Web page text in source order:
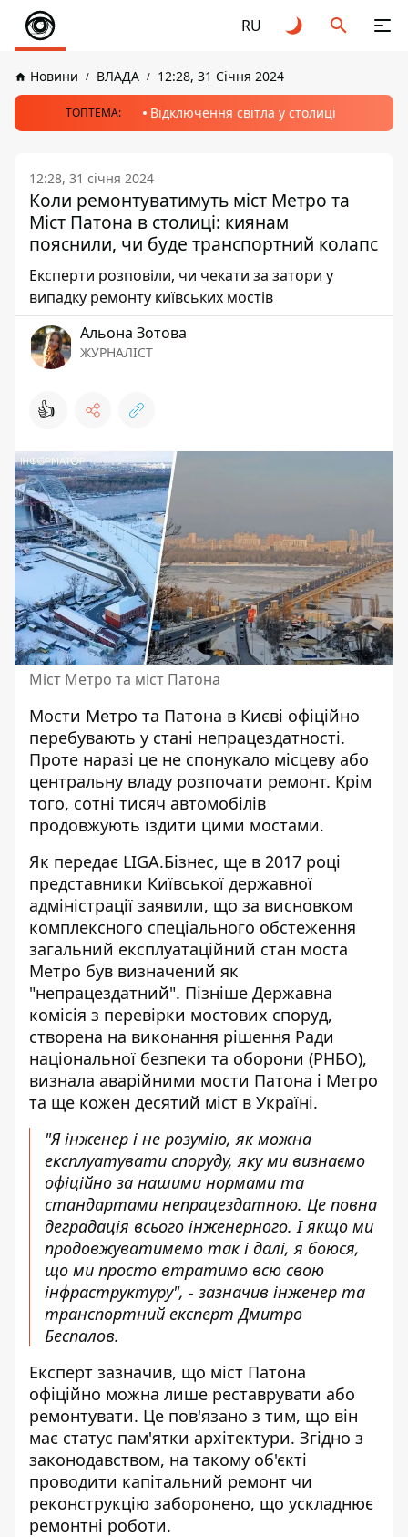
RU
Новини ВЛАДА 12:28, 31 Січня 2024
ТОПТЕМА: Відключення світла у столиці
12:28, 31 січня 2024
Коли ремонтуватимуть міст Метро та
Міст Патона в столиці: киянам
пояснили, чи буде транспортний колапс
Експерти розповіли, чи чекати за затори у
випадку ремонту київських мостів
Альона Зотова
ЖУРНАЛІСТ
👍
Міст Метро та міст Патона
Мости Метро та Патона в Києві офіційно
перебувають у стані непрацездатності.
Проте наразі це не спонукало місцеву або
центральну владу розпочати ремонт. Крім
того, сотні тисяч автомобілів
продовжують їздити цими мостами.
Як передає LIGA.Бізнес, ще в 2017 році
представники Київської державної
адміністрації заявили, що за висновком
комплексного спеціального обстеження
загальний експлуатаційний стан моста
Метро був визначений як
"непрацездатний". Пізніше Державна
комісія з перевірки мостових споруд,
створена на виконання рішення Ради
національної безпеки та оборони (РНБО),
визнала аварійними мости Патона і Метро
та ще кожен десятий міст в Україні.
"Я інженер і не розумію, як можна
експлуатувати споруду, яку ми визнаємо
офіційно за нашими нормами та
стандартами непрацездатною. Це повна
деградація всього інженерного. І якщо ми
продовжуватимемо так і далі, я боюся,
що ми просто втратимо всю свою
інфраструктуру", - зазначив інженер та
транспортний експерт Дмитро
Беспалов.
Експерт зазначив, що міст Патона
офіційно можна лише реставрувати або
ремонтувати. Це пов'язано з тим, що він
має статус пам'ятки архітектури. Згідно з
законодавством, на такому об'єкті
проводити капітальний ремонт чи
реконструкцію заборонено, що ускладнює
ремонтні роботи.